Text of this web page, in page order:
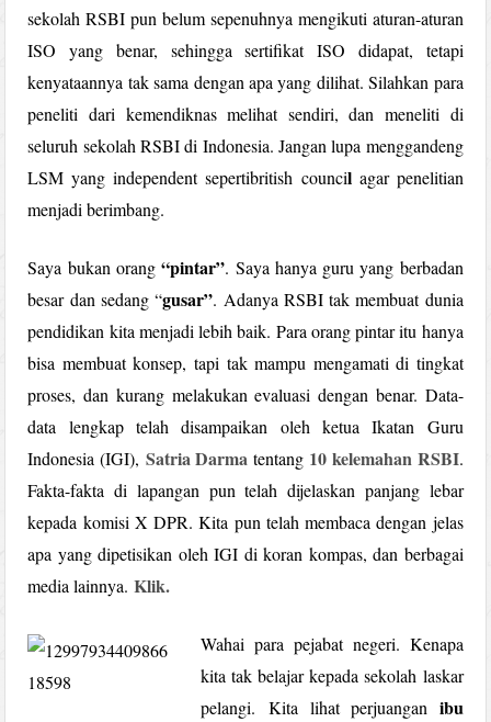
sekolah RSBI pun belum sepenuhnya mengikuti aturan-aturan
ISO yang benar, sehingga sertifikat ISO didapat, tetapi
kenyataannya tak sama dengan apa yang dilihat. Silahkan para
peneliti dari kemendiknas melihat sendiri, dan meneliti di
seluruh sekolah RSBI di Indonesia. Jangan lupa menggandeng
LSM yang independent sepertibritish councilagar penelitian
menjadi berimbang.
Saya bukan orang “pintar”. Saya hanya guru yang berbadan
besar dan sedang “gusar”. Adanya RSBI tak membuat dunia
pendidikan kita menjadi lebih baik. Para orang pintar itu hanya
bisa membuat konsep, tapi tak mampu mengamati di tingkat
proses, dan kurang melakukan evaluasi dengan benar. Data-
data lengkap telah disampaikan oleh ketua Ikatan Guru
Indonesia (IGI), Satria Darma tentang 10 kelemahan RSBI.
Fakta-fakta di lapangan pun telah dijelaskan panjang lebar
kepada komisi X DPR. Kita pun telah membaca dengan jelas
apa yang dipetisikan oleh IGI di koran kompas, dan berbagai
media lainnya.Klik.
Wahai para pejabat negeri. Kenapa
kita tak belajar kepada sekolah laskar
pelangi. Kita lihat perjuangan ibu